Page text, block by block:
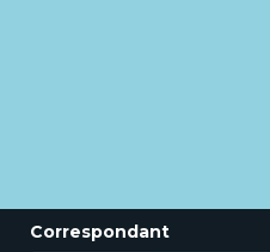
Correspondant